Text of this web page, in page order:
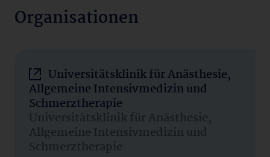
Organisationen
Universitätsklinik für Anästhesie,
Allgemeine Intensivmedizin und
Schmerztherapie
Universitätsklinik für Anästhesie,
Allgemeine Intensivmedizin und
Schmerztherapie